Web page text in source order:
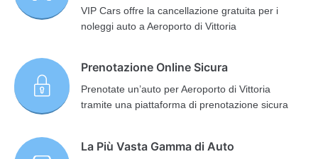
VIP Cars offre la cancellazione gratuita per i
noleggi auto a Aeroporto di Vittoria
Prenotazione Online Sicura
Prenotate un’auto per Aeroporto di Vittoria
tramite una piattaforma di prenotazione sicura
La Più Vasta Gamma di Auto